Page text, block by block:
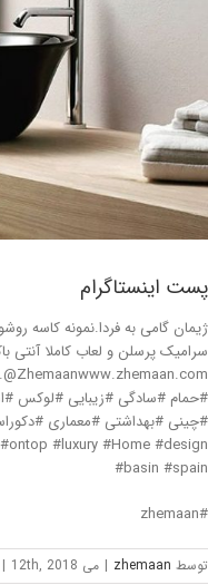
پست اینستاگرام
#حمام #سادگی #زیبایی #لوکس
#luxury #Home #design
#basin #spain
#zhemaan
توسط zhemaan
| می 12th, 2018 |